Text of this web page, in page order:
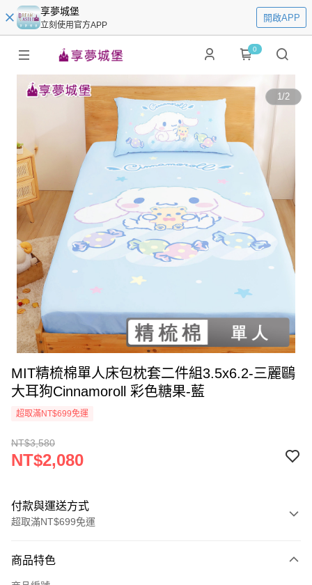
享夢城堡
立刻使用官方APP
開啟APP
0
1/2
MIT精梳棉單人床包枕套二件組3.5x6.2-三麗鷗
大耳狗Cinnamoroll 彩色糖果-藍
超取滿NT$699免運
NT$3,580
NT$2,080
付款與運送方式
超取滿NT$699免運
信用卡一次付款
商品特色